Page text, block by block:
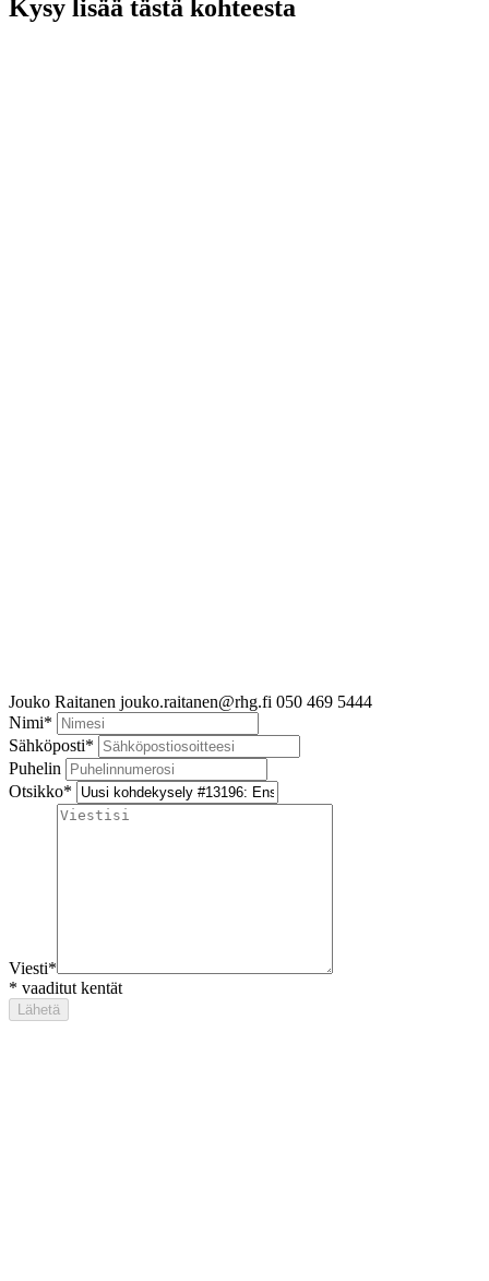
Kysy lisää tästä kohteesta
Jouko Raitanen jouko.raitanen@rhg.fi 050 469 5444
Nimi*
Sähköposti*
Puhelin
Otsikko*
Viesti*
* vaaditut kentät